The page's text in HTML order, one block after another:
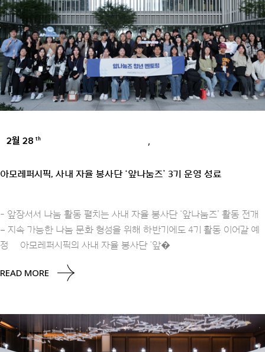
2월 28 th ,
아모레퍼시픽, 사내 자율 봉사단 ‘앞나눔즈’ 3기 운영 성료
- 앞장서서 나눔 활동 펼치는 사내 자율 봉사단 ‘앞나눔즈’ 활동 전개
– 지속 가능한 나눔 문화 형성을 위해 하반기에도 4기 활동 이어갈 예
정 아모레퍼시픽의 사내 자율 봉사단 ‘앞�
READ MORE